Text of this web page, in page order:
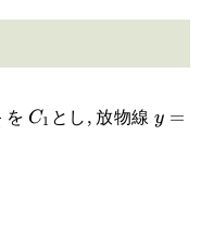
最
を C_1
C1 とし, 放物線 y =